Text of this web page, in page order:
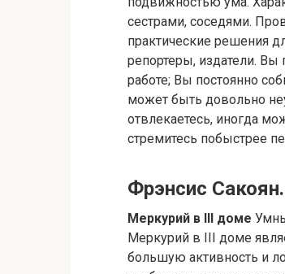
сестрами, соседями.
практические решения
репортеры, издатели.
работе; Вы постоянно
может быть довольно
отвлекаетесь, иногда
стремитесь побыстрее
Фрэнсис Сакоян.
Меркурий в III доме
Меркурий в III доме
большую активность и